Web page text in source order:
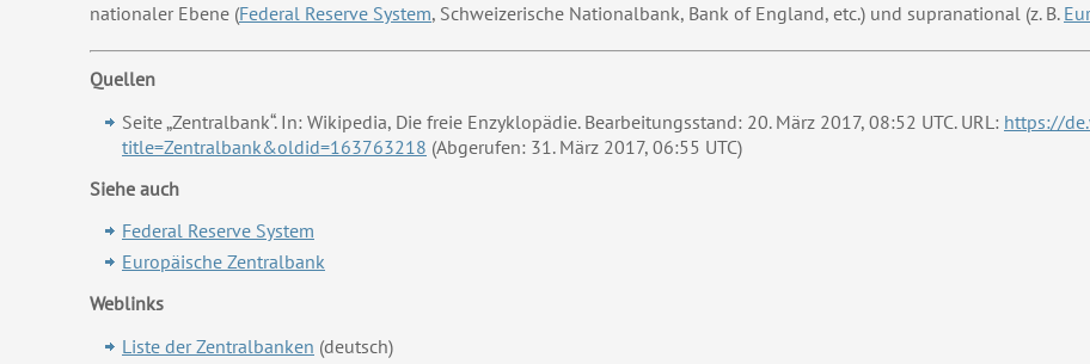
nationaler Ebene (Federal Reserve System, Schweizerische Nationalbank, Bank of England, etc.) und supranational (z. B.
Quellen
Seite „Zentralbank“. In: Wikipedia, Die freie Enzyklopädie. Bearbeitungsstand: 20. März 2017, 08:52 UTC. URL: https://
title=Zentralbank&oldid=163763218 (Abgerufen: 31. März 2017, 06:55 UTC)
Siehe auch
Federal Reserve System
Europäische Zentralbank
Weblinks
Liste der Zentralbanken (deutsch)